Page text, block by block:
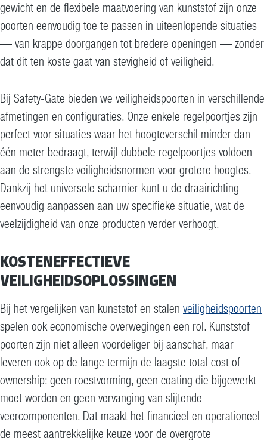
gewicht en de flexibele maatvoering van kunststof zijn onze
poorten eenvoudig toe te passen in uiteenlopende situaties
— van krappe doorgangen tot bredere openingen — zonder
dat dit ten koste gaat van stevigheid of veiligheid.
Bij Safety-Gate bieden we veiligheidspoorten in verschillende
afmetingen en configuraties. Onze enkele regelpoortjes zijn
perfect voor situaties waar het hoogteverschil minder dan
één meter bedraagt, terwijl dubbele regelpoortjes voldoen
aan de strengste veiligheidsnormen voor grotere hoogtes.
Dankzij het universele scharnier kunt u de draairichting
eenvoudig aanpassen aan uw specifieke situatie, wat de
veelzijdigheid van onze producten verder verhoogt.
KOSTENEFFECTIEVE
VEILIGHEIDSOPLOSSINGEN
Bij het vergelijken van kunststof en stalen veiligheidspoorten
spelen ook economische overwegingen een rol. Kunststof
poorten zijn niet alleen voordeliger bij aanschaf, maar
leveren ook op de lange termijn de laagste total cost of
ownership: geen roestvorming, geen coating die bijgewerkt
moet worden en geen vervanging van slijtende
veercomponenten. Dat maakt het financieel en operationeel
de meest aantrekkelijke keuze voor de overgrote